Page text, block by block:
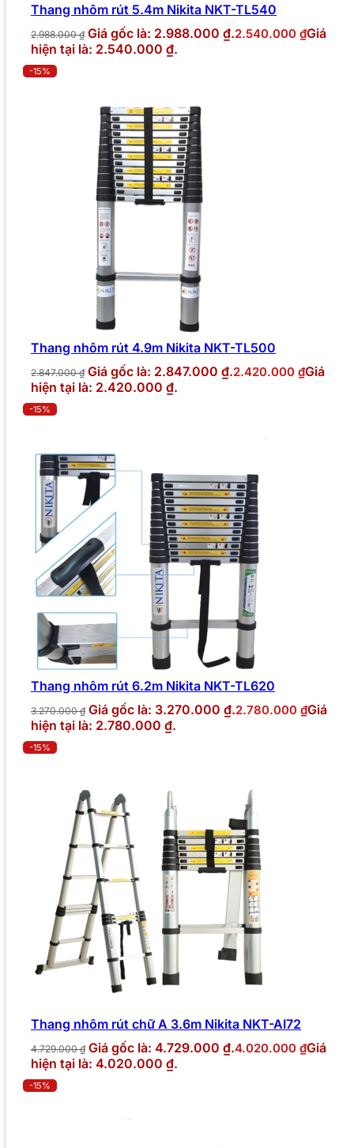
Thang nhôm rút 5.4m Nikita NKT-TL540
2.988.000₫ Giá gốc là: 2.988.000 ₫.2.540.000 ₫Giá
hiện tại là: 2.540.000 ₫.
-15%
Thang nhôm rút 4.9m Nikita NKT-TL500
2.847.000₫ Giá gốc là: 2.847.000 ₫.2.420.000 ₫Giá
hiện tại là: 2.420.000 ₫.
-15%
Thang nhôm rút 6.2m Nikita NKT-TL620
3.270.000₫ Giá gốc là: 3.270.000 ₫.2.780.000 ₫Giá
hiện tại là: 2.780.000 ₫.
-15%
Thang nhôm rút chữ A 3.6m Nikita NKT-AI72
4.729.000₫ Giá gốc là: 4.729.000 ₫.4.020.000 ₫Giá
hiện tại là: 4.020.000 ₫.
-15%